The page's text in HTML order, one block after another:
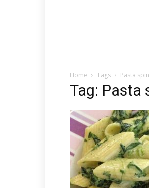
Home Tags Pasta
Tag: Pasta